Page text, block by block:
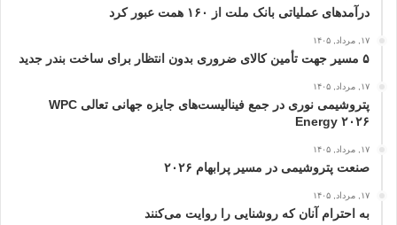
درآمدهای عملیاتی بانک ملت از ۱۶۰ همت عبور كرد
۱۷, مرداد, ۱۴۰۵
۵ مسیر جهت تأمین کالای ضروری بدون انتظار برای ساخت بندر جدید
۱۷, مرداد, ۱۴۰۵
پتروشیمی نوری در جمع فینالیست‌های جایزه جهانی تعالی WPC
Energy ۲۰۲۶
۱۷, مرداد, ۱۴۰۵
صنعت پتروشیمی در مسیر پرابهام ۲۰۲۶
۱۷, مرداد, ۱۴۰۵
به احترام آنان که روشنایی را روایت می‌کنند